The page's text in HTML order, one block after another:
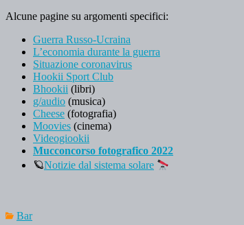
Alcune pagine su argomenti specifici:
Guerra Russo-Ucraina
L’economia durante la guerra
Situazione coronavirus
Hookii Sport Club
Bhookii (libri)
g/audio (musica)
Cheese (fotografia)
Moovies (cinema)
Videogiookii
Mucconcorso fotografico 2022
🪐Notizie dal sistema solare
Bar